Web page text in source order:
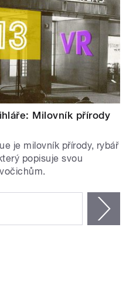
Milovník přírody
je milovník přírody, rybář
popisuje svou